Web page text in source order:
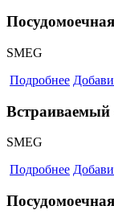
SMEG
Подробнее
Встраиваемый
SMEG
Подробнее